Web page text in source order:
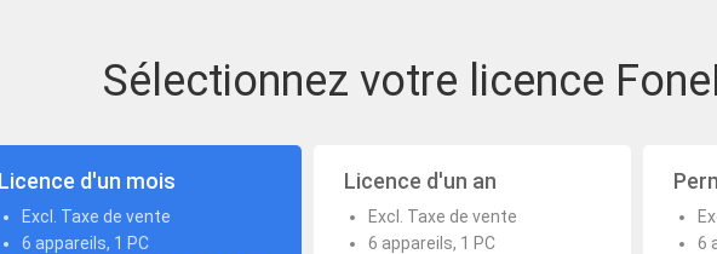
Sélectionnez votre licence
Licence d'un mois
Excl. Taxe de vente
6 appareils, 1 PC
Licence d'un an
Excl. Taxe de vente
6 appareils, 1 PC
6